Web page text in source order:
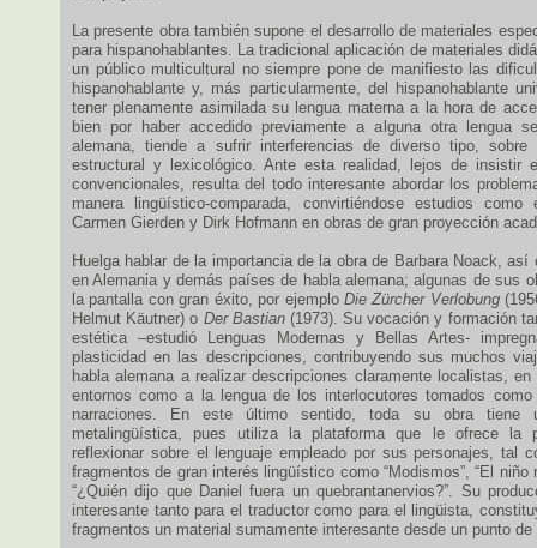
La presente obra también supone el desarrollo de materiales
para hispanohablantes. La tradicional aplicación de materiales
un público multicultural no siempre pone de manifiesto las
hispanohablante y, más particularmente, del hispanohablante
tener plenamente asimilada su lengua materna a la hora de
bien por haber accedido previamente a alguna otra lengua
alemana, tiende a sufrir interferencias de diverso tipo,
estructural y lexicológico. Ante esta realidad, lejos de insistir
convencionales, resulta del todo interesante abordar los
manera lingüístico-comparada, convirtiéndose estudios
Carmen Gierden y Dirk Hofmann en obras de gran proyección
Huelga hablar de la importancia de la obra de Barbara Noack,
en Alemania y demás países de habla alemana; algunas de sus
la pantalla con gran éxito, por ejemplo Die Zürcher Verlobung
Helmut Käutner) o Der Bastian(1973). Su vocación y formación
estética –estudió Lenguas Modernas y Bellas Artes-
plasticidad en las descripciones, contribuyendo sus muchos
habla alemana a realizar descripciones claramente localistas,
entornos como a la lengua de los interlocutores tomados
narraciones. En este último sentido, toda su obra tiene
metalingüística, pues utiliza la plataforma que le ofrece la
reflexionar sobre el lenguaje empleado por sus personajes, tal
fragmentos de gran interés lingüístico como “Modismos”, “El niño
“¿Quién dijo que Daniel fuera un quebrantanervios?”. Su
interesante tanto para el traductor como para el lingüista,
fragmentos un material sumamente interesante desde un punto